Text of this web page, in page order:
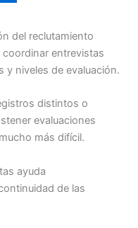
del reclutamiento
entrevistas
y niveles de evaluación.
distintos o
evaluaciones
más difícil.
ayuda
de las